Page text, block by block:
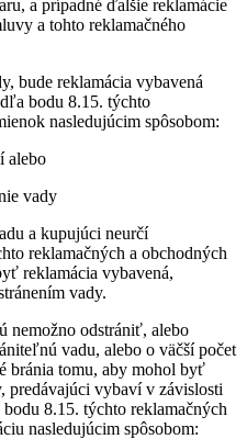
a prípadné ďalšie reklamácie
a tohto reklamačného
bude reklamácia vybavená
bodu 8.15. týchto
nasledujúcim spôsobom:
alebo
vady
a kupujúci neurčí
reklamačných a obchodných
reklamácia vybavená,
vady.
nemožno odstrániť, alebo
vadu, alebo o väčší počet
bránia tomu, aby mohol byť
predávajúci vybaví v závislosti
8.15. týchto reklamačných
nasledujúcim spôsobom: